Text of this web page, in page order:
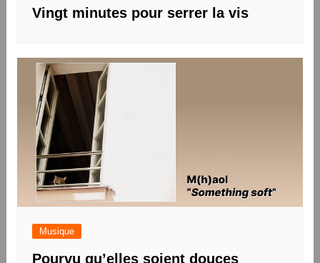
Vingt minutes pour serrer la vis
Musique
Pourvu qu’elles soient douces